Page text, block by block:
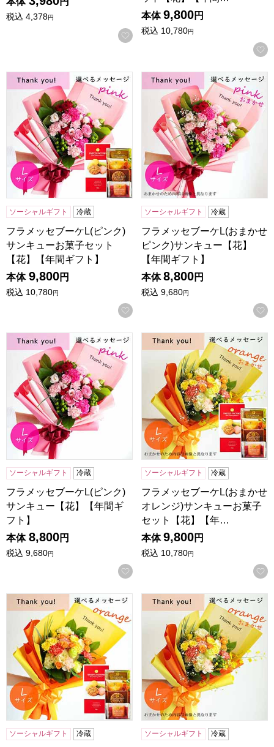
税込 4,378円
お気に入りに登録する
本体 9,800円
税込 10,780円
フラメッセブーケL(ピンク)サンキューお菓子セット【花】
ソーシャルギフト 冷蔵
フラメッセブーケL(ピンク)
サンキューお菓子セット
【花】【年間ギフト】
本体 9,800円
税込 10,780円
お気に入りに登録する
フラメッセブーケL(おまか
ソーシャルギフト 冷蔵
フラメッセブーケL(おまかせ
ピンク)サンキュー【花】
【年間ギフト】
本体 8,800円
税込 9,680円
フラメッセブーケL(ピンク)サンキュー【花】【年間ギフト】
ソーシャルギフト 冷蔵
フラメッセブーケL(ピンク)
サンキュー【花】【年間ギ
フト】
本体 8,800円
税込 9,680円
お気に入りに登録する
フラメッセブーケL(おまか
ソーシャルギフト 冷蔵
フラメッセブーケL(おまかせ
オレンジ)サンキューお菓子
セット【花】【年…
本体 9,800円
税込 10,780円
フラメッセブーケL(オレンジ)サンキューお菓子セット【花
ソーシャルギフト 冷蔵
フラメッセブーケL(おまか
ソーシャルギフト 冷蔵